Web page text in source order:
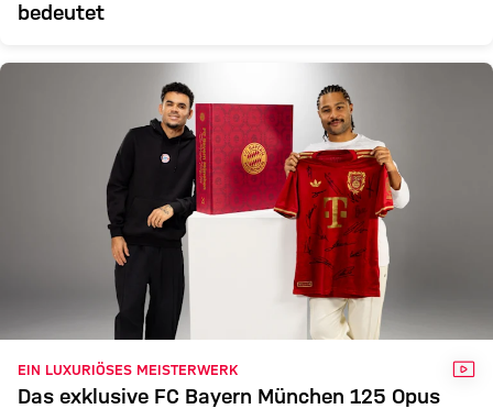
bedeutet
EIN LUXURIÖSES MEISTERWERK
Das exklusive FC Bayern München 125 Opus